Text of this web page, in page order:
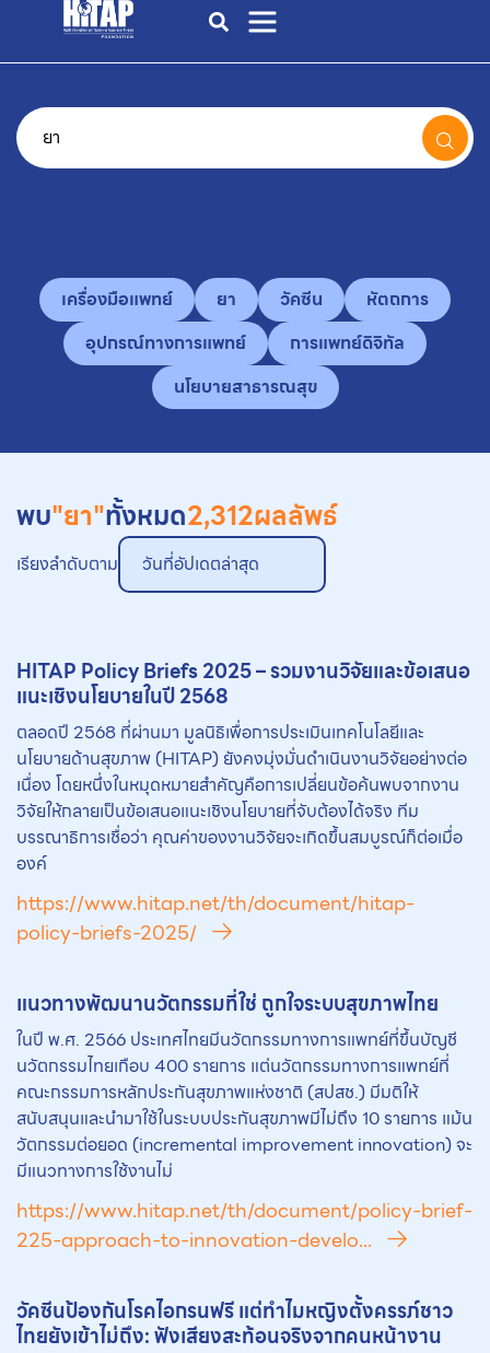
เครื่องมือแพทย์ ยา วัคซีน
หัตถการ
อุปกรณ์ทางการแพทย์
การแพทย์ดิจิทัล
นโยบายสาธารณสุข
พบ"ยา"ทั้งหมด2,312ผลลัพธ์
เรียงลำดับตาม วันที่อัปเดตล่าสุด
HITAP Policy Briefs 2025 – รวมงานวิจัยและข้อเสนอ
แนะเชิงนโยบายในปี 2568
ตลอดปี 2568 ที่ผ่านมา มูลนิธิเพื่อการประเมินเทคโนโลยีและ
นโยบายด้านสุขภาพ (HITAP) ยังคงมุ่งมั่นดำเนินงานวิจัยอย่างต่อ
เนื่อง โดยหนึ่งในหมุดหมายสำคัญคือการเปลี่ยนข้อค้นพบจากงาน
วิจัยให้กลายเป็นข้อเสนอแนะเชิงนโยบายที่จับต้องได้จริง ทีม
บรรณาธิการเชื่อว่า คุณค่าของงานวิจัยจะเกิดขึ้นสมบูรณ์ก็ต่อเมื่อ
องค์
https://www.hitap.net/th/document/hitap-
policy-briefs-2025/
แนวทางพัฒนานวัตกรรมที่ใช่ ถูกใจระบบสุขภาพไทย
ในปี พ.ศ. 2566 ประเทศไทยมีนวัตกรรมทางการแพทย์ที่ขึ้นบัญชี
นวัตกรรมไทยเกือบ 400 รายการ แต่นวัตกรรมทางการแพทย์ที่
คณะกรรมการหลักประกันสุขภาพแห่งชาติ (สปสช.) มีมติให้
สนับสนุนและนำมาใช้ในระบบประกันสุขภาพมีไม่ถึง 10 รายการ แม้น
วัตกรรมต่อยอด (incremental improvement innovation) จะ
มีแนวทางการใช้งานไม่
https://www.hitap.net/th/document/policy-brief-
225-approach-to-innovation-develo...
วัคซีนป้องกันโรคไอกรนฟรี แต่ทําไมหญิงตั้งครรภ์ชาว
ไทยยังเข้าไม่ถึง: ฟังเสียงสะท้อนจริงจากคนหน้างาน